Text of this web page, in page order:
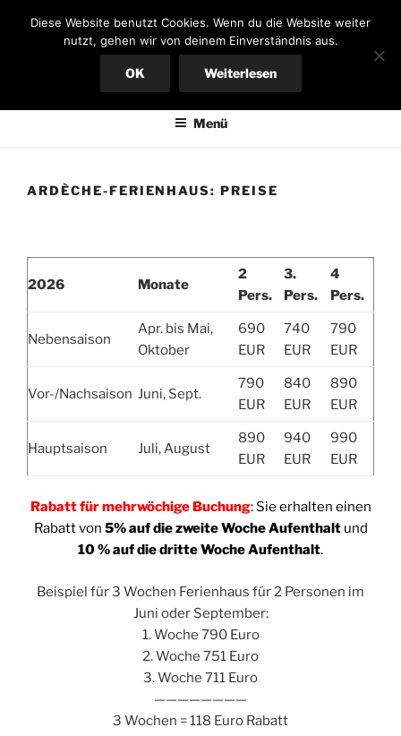
InhaltFERIENHAUS AN DER
ARDÈCHE
Bungalow in Südfrankreich, großer Garten, mieten von privat
Menü
ARDÈCHE-FERIENHAUS: PREISE
2026 Monate
2
Pers.
3.
Pers.
4
Pers.
Nebensaison
Apr. bis Mai,
Oktober
690
EUR
740
EUR
790
EUR
Vor-/Nachsaison Juni, Sept.
790
EUR
840
EUR
890
EUR
Hauptsaison Juli, August
890
EUR
940
EUR
990
EUR
Rabatt für mehrwöchige Buchung: Sie erhalten einen
Rabatt von 5% auf die zweite Woche Aufenthaltund
10 % auf die dritte Woche Aufenthalt.
Beispiel für 3 Wochen Ferienhaus für 2 Personen im
Juni oder September:
1. Woche 790 Euro
2. Woche 751 Euro
3. Woche 711 Euro
————————
3 Wochen = 118 Euro Rabatt
Diese Website benutzt Cookies. Wenn du die Website weiter
nutzt, gehen wir von deinem Einverständnis aus.
OK Weiterlesen